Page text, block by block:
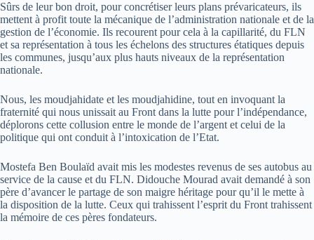
Sûrs de leur bon droit, pour concrétiser leurs plans prévaricateurs, ils
mettent à profit toute la mécanique de l’administration nationale et de la
gestion de l’économie. Ils recourent pour cela à la capillarité, du FLN
et sa représentation à tous les échelons des structures étatiques depuis
les communes, jusqu’aux plus hauts niveaux de la représentation
nationale.
Nous, les moudjahidate et les moudjahidine, tout en invoquant la
fraternité qui nous unissait au Front dans la lutte pour l’indépendance,
déplorons cette collusion entre le monde de l’argent et celui de la
politique qui ont conduit à l’intoxication de l’Etat.
Mostefa Ben Boulaïd avait mis les modestes revenus de ses autobus au
service de la cause et du FLN. Didouche Mourad avait demandé à son
père d’avancer le partage de son maigre héritage pour qu’il le mette à
la disposition de la lutte. Ceux qui trahissent l’esprit du Front trahissent
la mémoire de ces pères fondateurs.